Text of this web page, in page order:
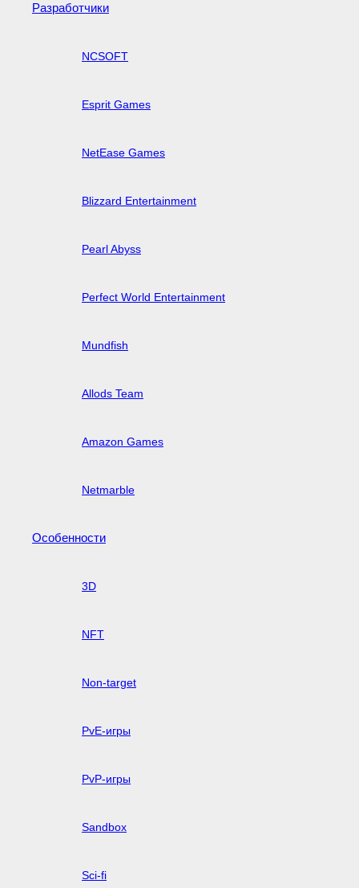
Разработчики
NCSOFT
Esprit Games
NetEase Games
Blizzard Entertainment
Pearl Abyss
Perfect World Entertainment
Mundfish
Allods Team
Amazon Games
Netmarble
Особенности
3D
NFT
Non-target
PvE-игры
PvP-игры
Sandbox
Sci-fi